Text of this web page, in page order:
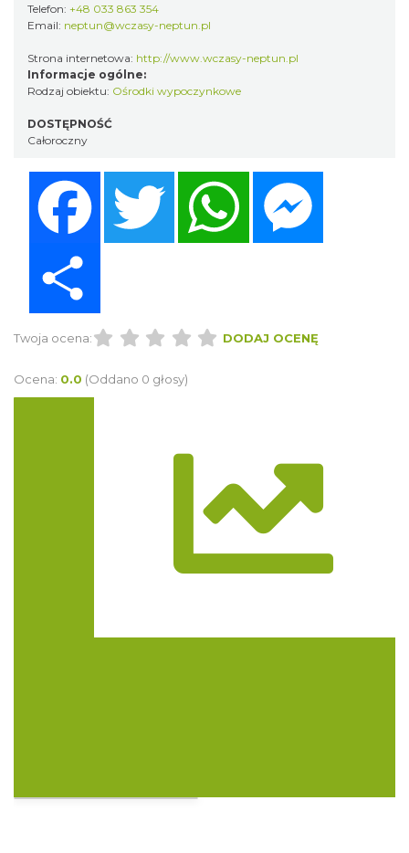
Telefon: +48 033 863 354
Email: neptun@wczasy-neptun.pl
Strona internetowa: http://www.wczasy-neptun.pl
Informacje ogólne:
Rodzaj obiektu: Ośrodki wypoczynkowe
DOSTĘPNOŚĆ
Całoroczny
Twitter WhatsApp
Twoja ocena: DODAJ OCENĘ
Ocena: 0.0 (Oddano 0 głosy)
Trasa